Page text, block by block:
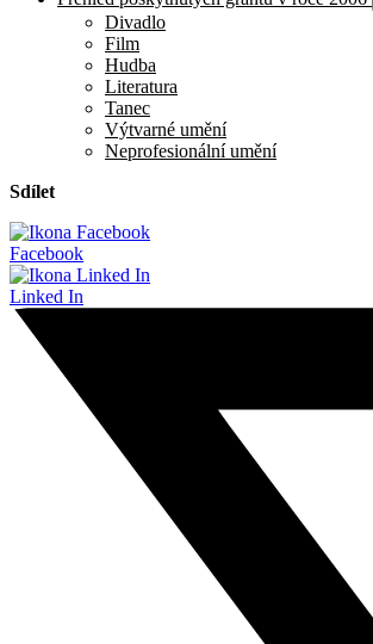
Divadlo
Film
Hudba
Literatura
Tanec
Výtvarné umění
Neprofesionální umění
Sdílet
Facebook
Linked In